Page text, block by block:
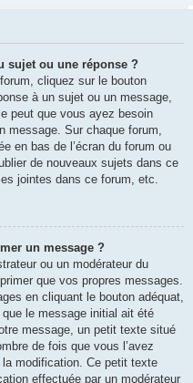
sujet ou une réponse ?
cliquez sur le bouton
à un sujet ou un message,
peut que vous ayez besoin
message. Sur chaque forum,
en bas de l’écran du forum ou
de nouveaux sujets dans ce
jointes dans ce forum, etc.
un message ?
ou un modérateur du
que vos propres messages.
en cliquant le bouton adéquat,
le message initial ait été
message, un petit texte situé
de fois que vous l’avez
la modification. Ce petit texte
effectuée par un modérateur